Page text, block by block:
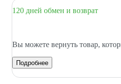
120 дней обмен и возврат
Вы можете вернуть товар,
Подробнее